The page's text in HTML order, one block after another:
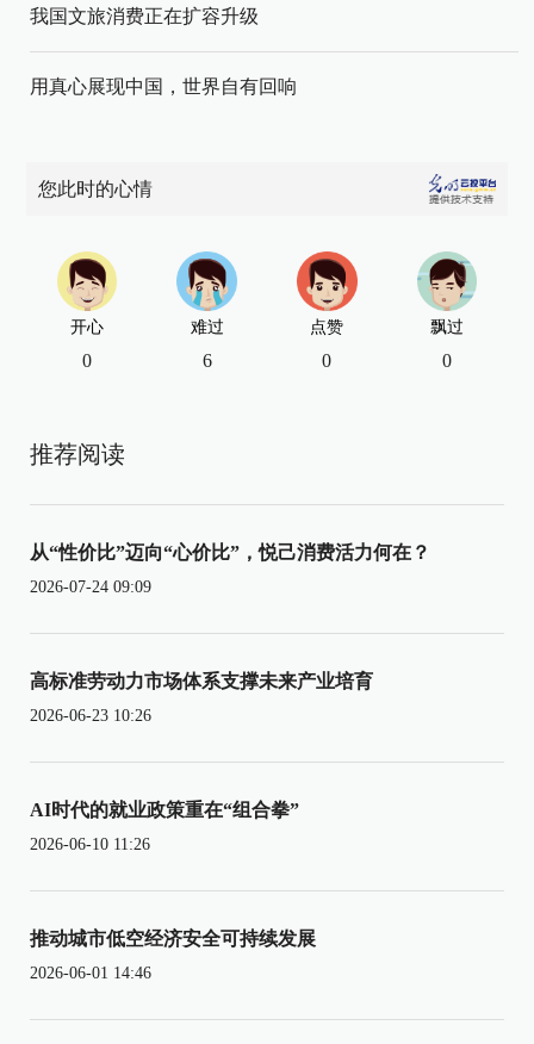
我国文旅消费正在扩容升级
用真心展现中国，世界自有回响
您此时的心情
开心
0
难过
6
点赞
0
飘过
0
推荐阅读
从“性价比”迈向“心价比”，悦己消费活力何在？
2026-07-24 09:09
高标准劳动力市场体系支撑未来产业培育
2026-06-23 10:26
AI时代的就业政策重在“组合拳”
2026-06-10 11:26
推动城市低空经济安全可持续发展
2026-06-01 14:46